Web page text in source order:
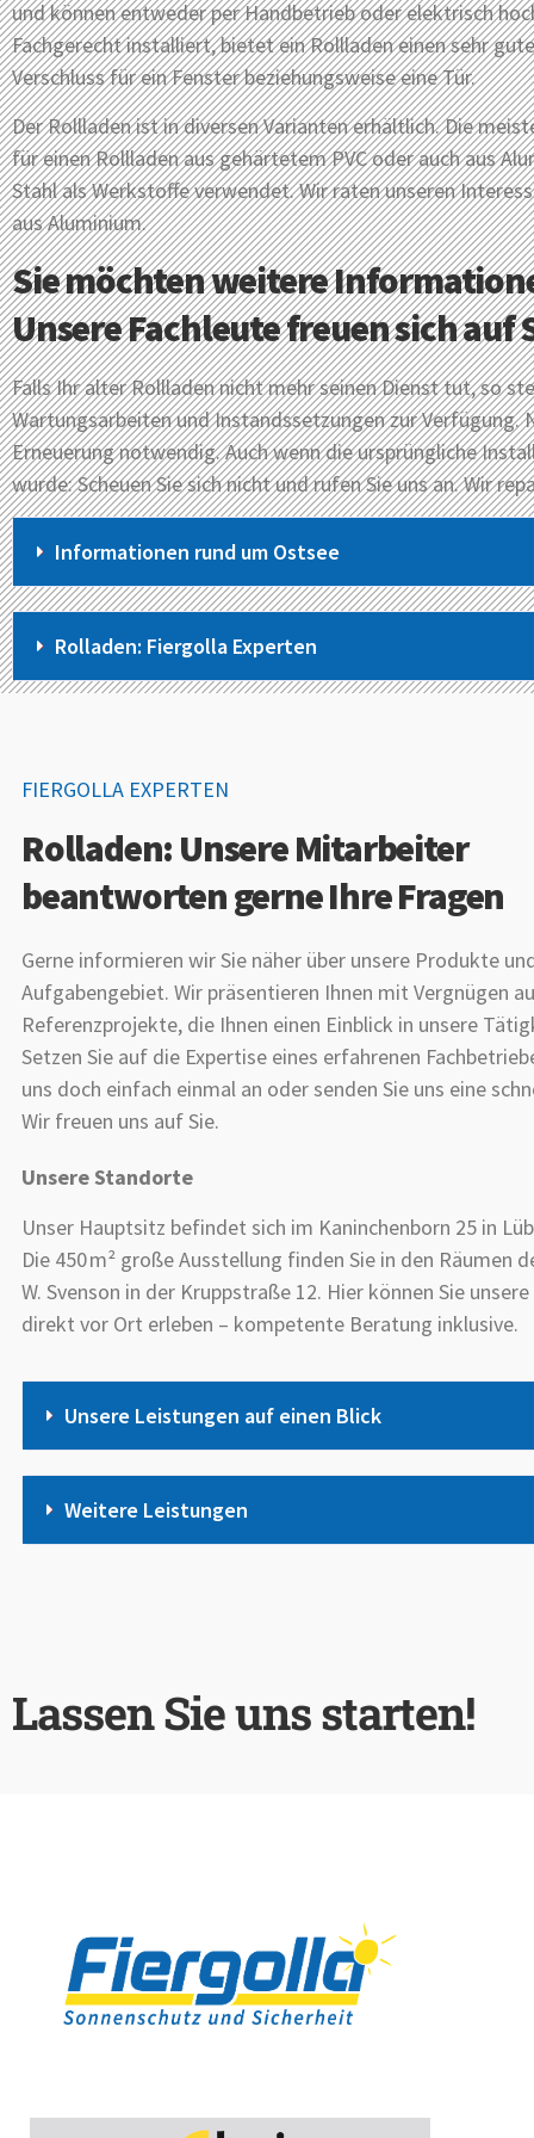
und können entweder per Handbetrieb oder elektrisch
Fachgerecht installiert, bietet ein Rollladen einen sehr
Verschluss für ein Fenster beziehungsweise eine Tür.
Der Rollladen ist in diversen Varianten erhältlich. Die
für einen Rollladen aus gehärtetem PVC oder auch aus
Stahl als Werkstoffe verwendet. Wir raten unseren
aus Aluminium.
Sie möchten weitere
Unsere Fachleute freuen sich auf
Falls Ihr alter Rollladen nicht mehr seinen Dienst tut, so
Wartungsarbeiten und Instandssetzungen zur
Erneuerung notwendig. Auch wenn die ursprüngliche
wurde: Scheuen Sie sich nicht und rufen Sie uns an. Wir
Informationen rund um Ostsee
Rolladen: Fiergolla Experten
FIERGOLLA EXPERTEN
Rolladen: Unsere Mitarbeiter
beantworten gerne Ihre Fragen
Gerne informieren wir Sie näher über unsere Produkte
Aufgabengebiet. Wir präsentieren Ihnen mit Vergnügen
Referenzprojekte, die Ihnen einen Einblick in unsere
Setzen Sie auf die Expertise eines erfahrenen
uns doch einfach einmal an oder senden Sie uns eine
Wir freuen uns auf Sie.
Unsere Standorte
Unser Hauptsitz befindet sich im Kaninchenborn 25 in
Die 450 m² große Ausstellung finden Sie in den Räumen
W. Svenson in der Kruppstraße 12. Hier können Sie
direkt vor Ort erleben – kompetente Beratung inklusive.
Unsere Leistungen auf einen Blick
Weitere Leistungen
Lassen Sie uns starten!